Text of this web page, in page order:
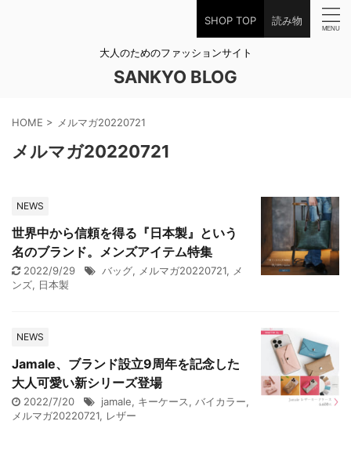
SHOP TOP 読み物
大人のためのファッションサイト
SANKYO BLOG
HOME > メルマガ20220721
メルマガ20220721
NEWS
世界中から信頼を得る『日本製』という
名のブランド。メンズアイテム特集
2022/9/29 バッグ, メルマガ20220721, メ
ンズ, 日本製
NEWS
Jamale、ブランド設立9周年を記念した
大人可愛い新シリーズ登場
2022/7/20 jamale, キーケース, バイカラー,
メルマガ20220721, レザー